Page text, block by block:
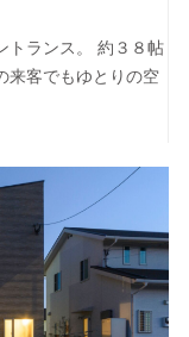
トランス。 約３８帖
来客でもゆとりの空